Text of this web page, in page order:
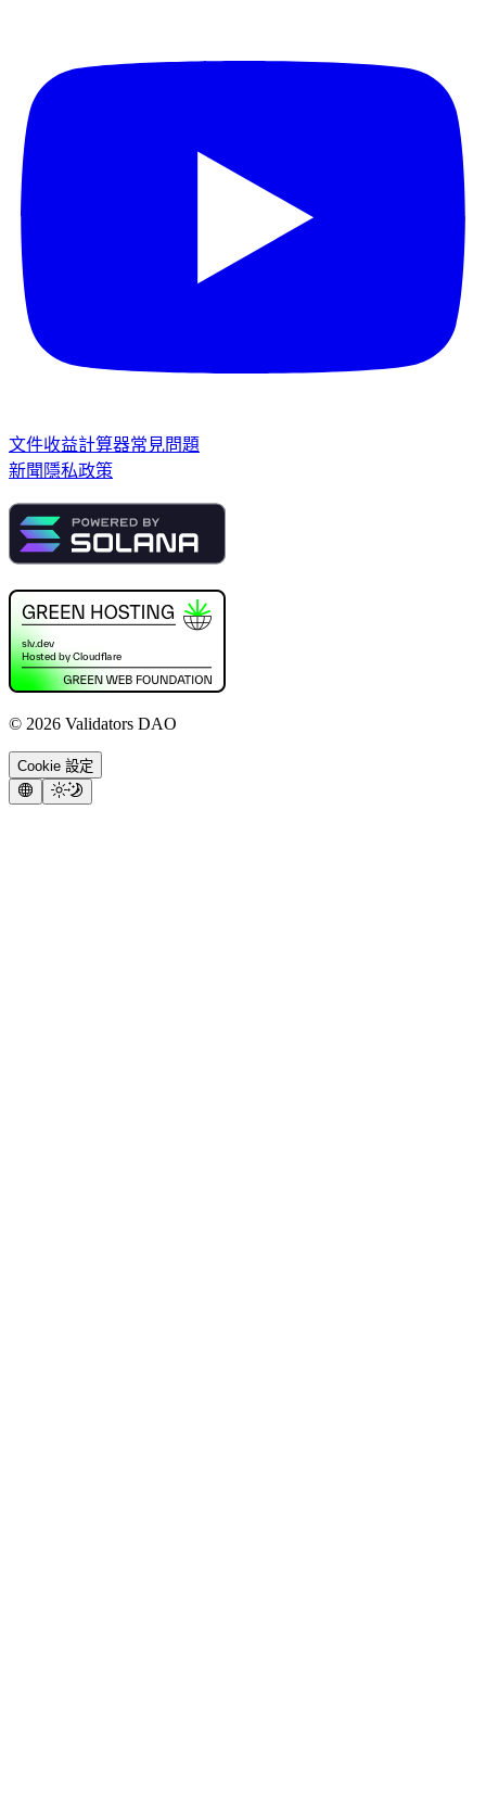
文件收益計算器常見問題
新聞 隱私政策
© 2026 Validators DAO
Cookie 設定